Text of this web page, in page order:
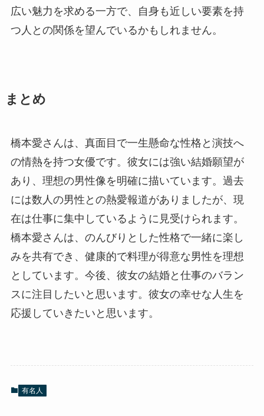
広い魅力を求める一方で、自身も近しい要素を持
つ人との関係を望んでいるかもしれません。
まとめ
橋本愛さんは、真面目で一生懸命な性格と演技へ
の情熱を持つ女優です。彼女には強い結婚願望が
あり、理想の男性像を明確に描いています。過去
には数人の男性との熱愛報道がありましたが、現
在は仕事に集中しているように見受けられます。
橋本愛さんは、のんびりとした性格で一緒に楽し
みを共有でき、健康的で料理が得意な男性を理想
としています。今後、彼女の結婚と仕事のバラン
スに注目したいと思います。彼女の幸せな人生を
応援していきたいと思います。
有名人